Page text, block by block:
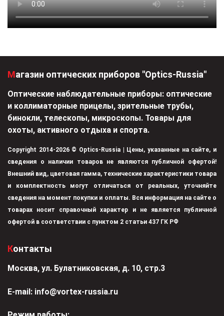
Магазин оптических приборов "Optics-Russia"
Оптические наблюдательные приборы: оптические
и коллиматорные прицелы, зрительные трубы,
бинокли, телескопы, микроскопы. Товары для
охоты, активного отдыха и спорта.
Copyright 2014-2026 © Optics-Russia | Цены, указанные на сайте, и
сведения о наличии товаров не являются публичной офертой!
Внешний вид, цветовая гамма, технические характеристики товара
и комплектность могут отличаться от реальных, уточняйте
сведения на момент покупки и оплаты. Вся информация на сайте о
товарах носит справочный характер и не является публичной
офертой в соответствии с пунктом 2 статьи 437 ГК РФ
Контакты
Москва, ул. Булатниковская, д. 10, стр.3
Е-mail: info@vortex-russia.ru